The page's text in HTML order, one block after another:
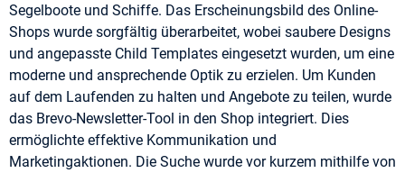
Segelboote und Schiffe. Das Erscheinungsbild des Online-
Shops wurde sorgfältig überarbeitet, wobei saubere Designs
und angepasste Child Templates eingesetzt wurden, um eine
moderne und ansprechende Optik zu erzielen. Um Kunden
auf dem Laufenden zu halten und Angebote zu teilen, wurde
das Brevo-Newsletter-Tool in den Shop integriert. Dies
ermöglichte effektive Kommunikation und
Marketingaktionen. Die Suche wurde vor kurzem mithilfe von